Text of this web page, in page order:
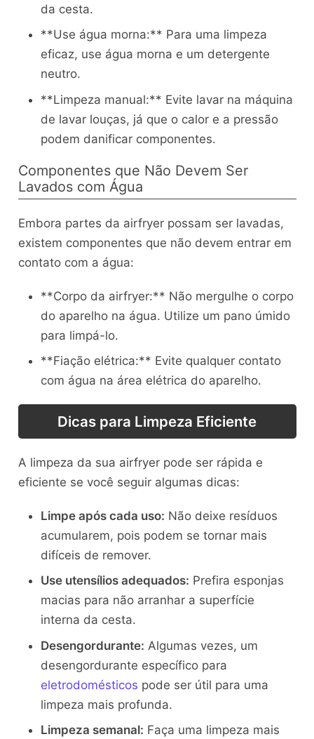
da cesta.
**Use água morna:** Para uma limpeza
eficaz, use água morna e um detergente
neutro.
**Limpeza manual:** Evite lavar na máquina
de lavar louças, já que o calor e a pressão
podem danificar componentes.
Componentes que Não Devem Ser
Lavados com Água
Embora partes da airfryer possam ser lavadas,
existem componentes que não devem entrar em
contato com a água:
**Corpo da airfryer:** Não mergulhe o corpo
do aparelho na água. Utilize um pano úmido
para limpá-lo.
**Fiação elétrica:** Evite qualquer contato
com água na área elétrica do aparelho.
Dicas para Limpeza Eficiente
A limpeza da sua airfryer pode ser rápida e
eficiente se você seguir algumas dicas:
Limpe após cada uso: Não deixe resíduos
acumularem, pois podem se tornar mais
difíceis de remover.
Use utensílios adequados: Prefira esponjas
macias para não arranhar a superfície
interna da cesta.
Desengordurante: Algumas vezes, um
desengordurante específico para
eletrodomésticos pode ser útil para uma
limpeza mais profunda.
Limpeza semanal: Faça uma limpeza mais